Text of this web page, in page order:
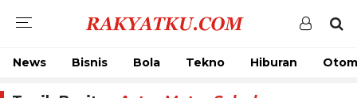
News Bisnis Bola Tekno Hiburan